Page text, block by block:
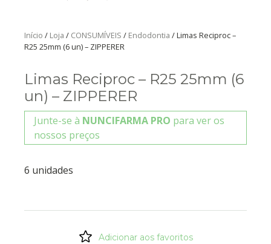
Início / Loja / CONSUMÍVEIS / Endodontia / Limas Reciproc –
R25 25mm (6 un) – ZIPPERER
Limas Reciproc – R25 25mm (6
un) – ZIPPERER
Junte-se à NUNCIFARMA PRO para ver os
nossos preços
6 unidades
Adicionar aos favoritos